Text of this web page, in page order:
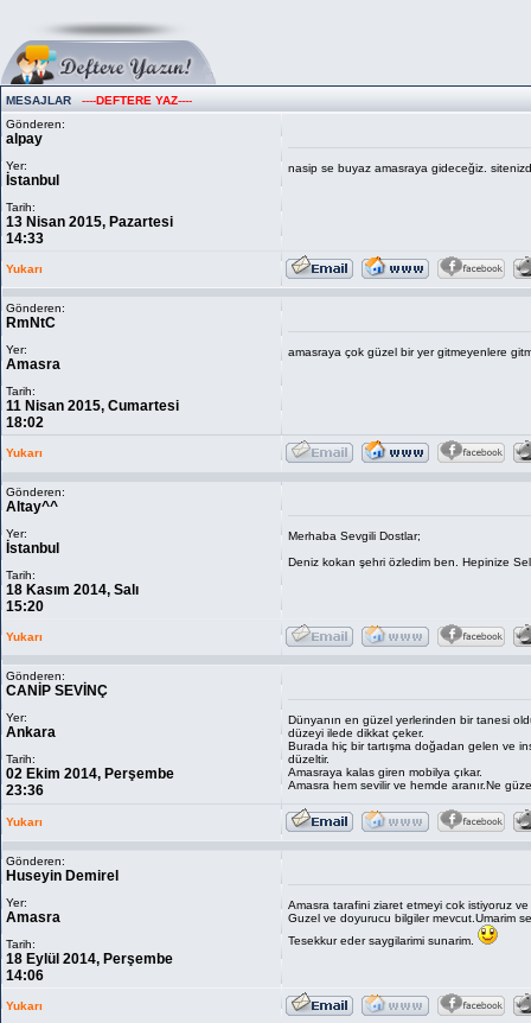
MESAJLAR ----DEFTERE YAZ----
Gönderen:
alpay
Yer:
İstanbul
Tarih:
13 Nisan 2015, Pazartesi
14:33
nasip se buyaz amasraya gideceğiz.
Yukarı
Gönderen:
RmNtC
Yer:
Amasra
Tarih:
11 Nisan 2015, Cumartesi
18:02
amasraya çok güzel bir yer gitmeyenlere
Yukarı
Gönderen:
Altay^^
Yer:
İstanbul
Tarih:
18 Kasım 2014, Salı
15:20
Merhaba Sevgili Dostlar;
Deniz kokan şehri özledim ben. Hepinize
Yukarı
Gönderen:
CANİP SEVİNÇ
Yer:
Ankara
Tarih:
02 Ekim 2014, Perşembe
23:36
Dünyanın en güzel yerlerinden bir tanesi
düzeyi ilede dikkat çeker.
Burada hiç bir tartışma doğadan gelen ve
düzeltir.
Amasraya kalas giren mobilya çıkar.
Amasra hem sevilir ve hemde aranır.Ne
Yukarı
Gönderen:
Huseyin Demirel
Yer:
Amasra
Tarih:
18 Eylül 2014, Perşembe
14:06
Amasra tarafini ziaret etmeyi cok istiyoruz
Guzel ve doyurucu bilgiler mevcut.Umarim
Tesekkur eder saygilarimi sunarim.
Yukarı